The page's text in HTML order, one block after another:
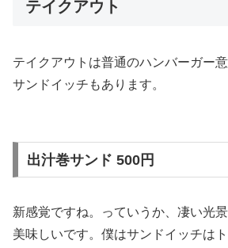
テイクアウト
テイクアウトは普通のハンバーガー
サンドイッチもあります。
出汁巻サンド 500円
新感覚ですね。っていうか、凄い光
美味しいです。僕はサンドイッチは